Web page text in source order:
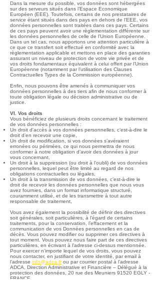
Dans la mesure du possible, vos données sont hébergées
sur des serveurs situés dans l’Espace Economique
Européen (EEE). Toutefois, certains de nos prestataires de
service étant situés dans des pays en dehors de l’EEE, vos
données personnelles sont traitées dans ces pays. Certains
de ces pays peuvent avoir une règlementation différente sur
les données personnelles de celle de l’Union Européenne.
Dans un tel cas, nous apportons une attention particulière à
ce que ce transfert soit effectué en conformité avec la
règlementation applicable et mettons en place des garanties
assurant un niveau de protection de votre vie privée et de
vos droits fondamentaux équivalent à celui offert par l’Union
Européenne (notamment par l’utilisation des Clauses
Contractuelles Types de la Commission européenne).
Enfin, nous pouvons être amenés à communiquer vos
données personnelles à des tiers afin de nous conformer à
toute obligation légale ou décision administrative ou de
justice.
VI. Vos droits
Vous bénéficiez de plusieurs droits concernant le traitement
de vos données personnelles :
Un droit d'accès à vos données personnelles, c’est-à-dire le
droit d’en recevoir une copie,
Un droit de modification, si vos données s’avéraient
erronées ou périmées, ce qui nous permettra de nous
conformer à notre obligation d’avoir des données à jour
vous concernant,
Un droit à la suppression (ou droit à l’oubli) de vos données
personnelles, lequel peut être limité au regard de nos
obligations contractuelles ou légales,
Un droit à la transmission de vos données, c’est-à-dire le
droit de recevoir les données personnelles que nous vous
avez fournies, dans un format informatique structuré,
couramment utilisé, et de les transmettre à tout autre
responsable de traitement,
Vous avez également la possibilité de définir des directives
soit générales, soit particulières, à l’égard de certains
traitements, pour la conservation, l’effacement et la
communication de vos Données personnelles en cas de
décès. Vous pouvez modifier ou supprimer ces directives à
tout moment. Vous pouvez nous faire part de ces directives
particulières, en écrivant à l’adresse ci-dessus mentionnée.
Pour exercer n’importe lequel de vos droits, vous pouvez
nous contacter, en justifiant de votre identité, par email à
l’adresse info@adca.frou par courrier postal à l’adresse
ADCA, Direction Administrative et Financière – Délégué à la
protection des données, 20 rue des Meuniers 91520 EGLY -
FRANCE.